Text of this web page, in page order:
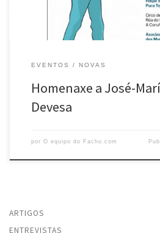
EVENTOS NOVAS
Homenaxe a José-
Devesa
por O equipo do Facho.com
ARTIGOS
ENTREVISTAS